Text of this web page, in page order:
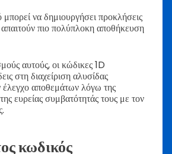
να δημιουργήσει προκλήσεις
πιο πολύπλοκη αποθήκευση
αυτούς, οι κώδικες 1D
στη διαχείριση αλυσίδας
έλεγχο αποθεμάτων λόγω της
ευρείας συμβατότητάς τους με τον
κωδικός